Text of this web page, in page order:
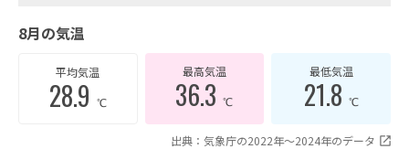
8月の気温
平均気温
28.9 ℃
最高気温
36.3℃
最低気温
21.8 ℃
出典：気象庁の2022年〜2024年のデータ